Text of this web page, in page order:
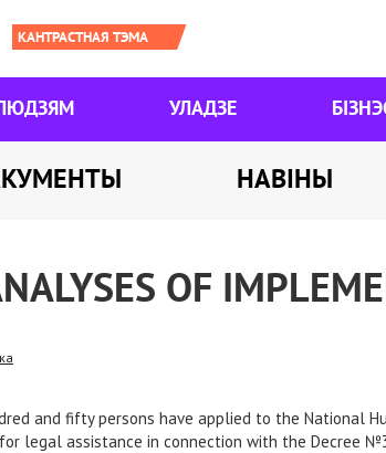
УЛАДЗЕ
НАВІНЫ
OF
and fifty persons have applied to the National
legal assistance in connection with the Decree